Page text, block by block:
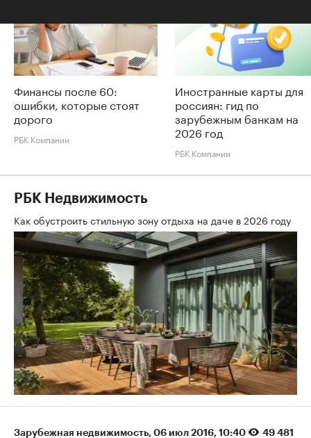
Финансы после 60:
ошибки, которые стоят
дорого
РБК Компании
Иностранные карты для
россиян: гид по
зарубежным банкам на
2026 год
РБК Компании
РБК Недвижимость
Как обустроить стильную зону отдыха на даче в 2026 году
Зарубежная недвижимость 06 июл 2016, 10:40 49 481